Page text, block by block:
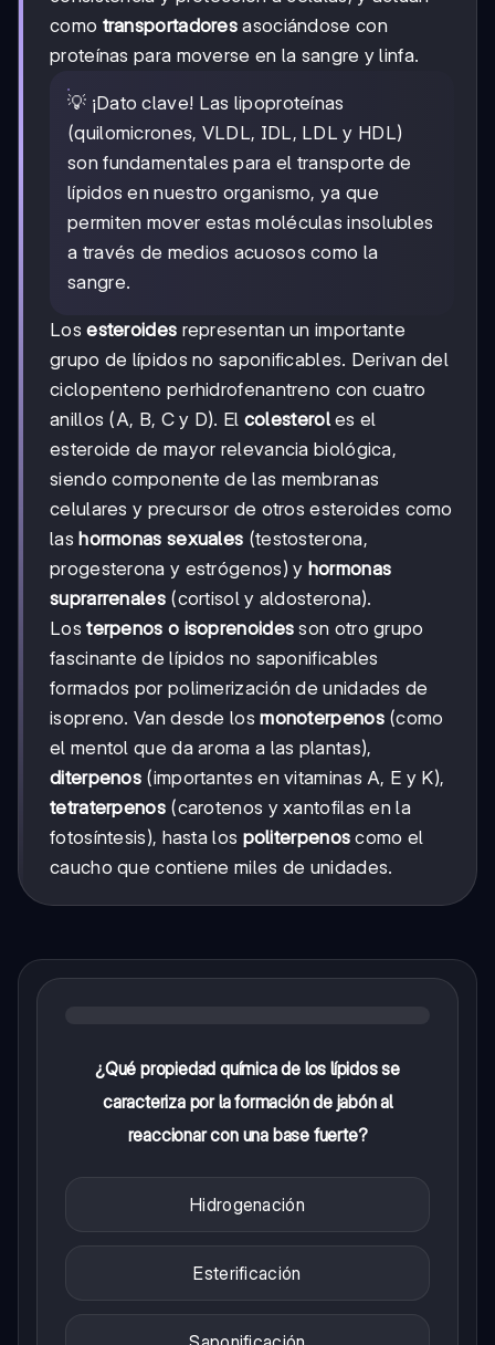
como transportadores asociándose con
proteínas para moverse en la sangre y linfa.
💡 ¡Dato clave! Las lipoproteínas
(quilomicrones, VLDL, IDL, LDL y HDL)
son fundamentales para el transporte de
lípidos en nuestro organismo, ya que
permiten mover estas moléculas insolubles
a través de medios acuosos como la
sangre.
Losesteroides representan un importante
grupo de lípidos no saponificables. Derivan del
ciclopenteno perhidrofenantreno con cuatro
anillos (A, B, C y D). El colesteroles el
esteroide de mayor relevancia biológica,
siendo componente de las membranas
celulares y precursor de otros esteroides como
las hormonas sexuales (testosterona,
progesterona y estrógenos) y hormonas
suprarrenales(cortisol y aldosterona).
Losterpenos o isoprenoides son otro grupo
fascinante de lípidos no saponificables
formados por polimerización de unidades de
isopreno. Van desde losmonoterpenos(como
el mentol que da aroma a las plantas),
diterpenos (importantes en vitaminas A, E y K),
tetraterpenos(carotenos y xantofilas en la
fotosíntesis), hasta los politerpenos como el
caucho que contiene miles de unidades.
¿Qué propiedad química de los lípidos se
caracteriza por la formación de jabón al
reaccionar con una base fuerte?
Hidrogenación
Esterificación